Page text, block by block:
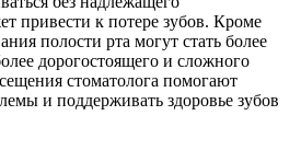
привести к потере зубов. Кроме
полости рта могут стать более
дорогостоящего и сложного
стоматолога помогают
и поддерживать здоровье зубов